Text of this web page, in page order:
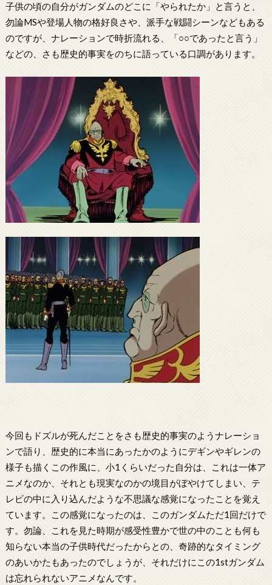
子供の頃の自分がガンダムのどこに「やられたか」と言うと、
勿論MSや登場人物の格好良さや、派手な戦闘シーンなどもある
のですが、ナレーションで時折流れる、「○○であったと言う」
などの、さも歴史的事実をのちに語っている口調があります。
今回もドズルが死んだことをさも歴史的事実のようナレーショ
ンで語り、歴史的に本当にあったかのようにデギンやギレンの
様子も描くこの作風に、小1くらいだった自分は、これは一体ア
ニメなのか、それとも現実なのかの境目がぼやけてしまい、テ
レビの中に入り込んだような不思議な感覚になったことを覚え
ています。この感覚になったのは、このガンダムただ1回だけで
す。勿論、これを見た時期が感受性豊かで世の中のことも何も
知らない本当の子供時代だったからとの、奇跡的なタイミング
のあいかたもあったのでしょうが、それだけにこの1stガンダム
は忘れられないアニメなんです。